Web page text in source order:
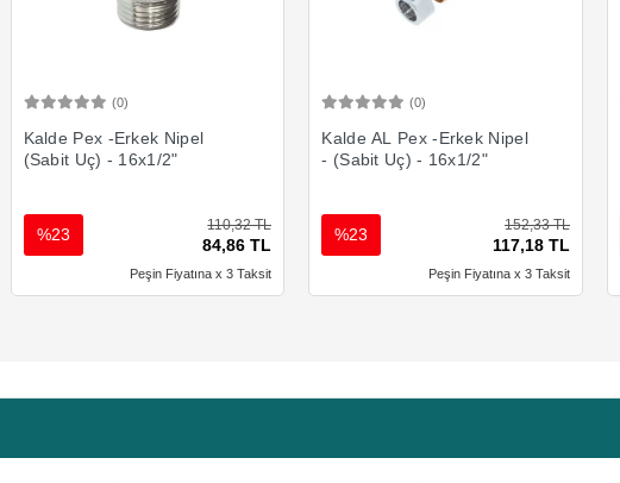
(0)
Kalde Pex -Erkek Nipel
(Sabit Uç) - 16x1/2"
110,32 TL
84,86 TL
%23
Peşin Fiyatına x 3 Taksit
(0)
Kalde AL Pex -Erkek Nipel
- (Sabit Uç) - 16x1/2"
152,33 TL
117,18 TL
%23
Peşin Fiyatına x 3 Taksit